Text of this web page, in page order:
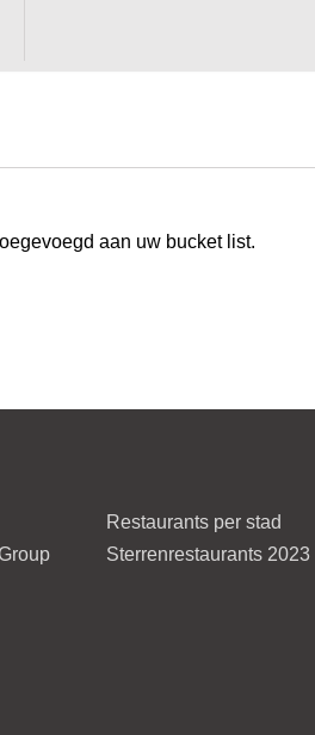
aan uw bucket list.
Restaurants per stad
Sterrenrestaurants 2023